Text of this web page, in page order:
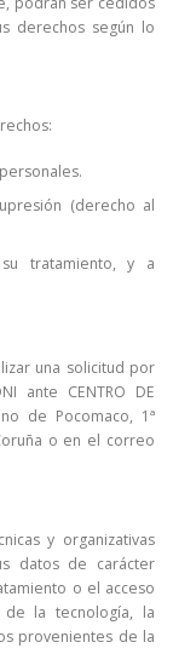
derechos según lo
(derecho al
tratamiento, y a
una solicitud por
ante CENTRO DE
de Pocomaco, 1ª
o en el correo
y organizativas
datos de carácter
o el acceso
la tecnología, la
provenientes de la